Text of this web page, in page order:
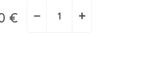
(1 avis)
€ − +